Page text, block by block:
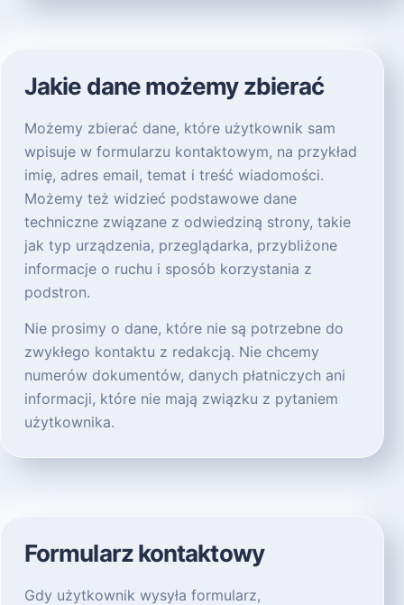
Jakie dane możemy zbierać
Możemy zbierać dane, które użytkownik sam
wpisuje w formularzu kontaktowym, na przykład
imię, adres email, temat i treść wiadomości.
Możemy też widzieć podstawowe dane
techniczne związane z odwiedziną strony, takie
jak typ urządzenia, przeglądarka, przybliżone
informacje o ruchu i sposób korzystania z
podstron.
Nie prosimy o dane, które nie są potrzebne do
zwykłego kontaktu z redakcją. Nie chcemy
numerów dokumentów, danych płatniczych ani
informacji, które nie mają związku z pytaniem
użytkownika.
Formularz kontaktowy
Gdy użytkownik wysyła formularz,